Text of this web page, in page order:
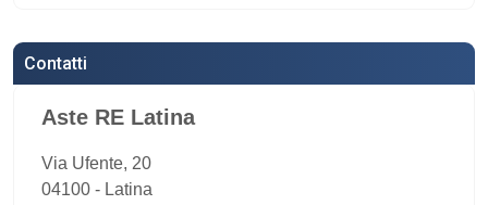
Contatti
Aste RE Latina
Via Ufente, 20
04100 - Latina